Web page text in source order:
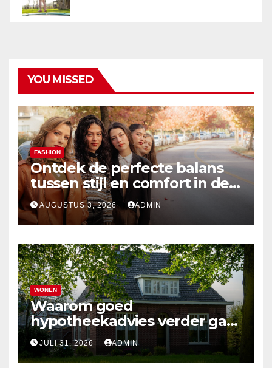
YOU MISSED
FASHION
Ontdek de perfecte balans
tussen stijl en comfort in de
nieuwste damesmode
AUGUSTUS 3, 2026 ADMIN
WONEN
Waarom goed
hypotheekadvies verder gaat
dan alleen cijfers
JULI 31, 2026 ADMIN